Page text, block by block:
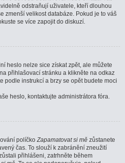
odstraňují uživatele, kteří dlouhou
zmenší velikost databáze. Pokud je to váš
se více zapojit do diskuzí.
heslo nelze sice získat zpět, ale můžete
přihlašovací stránku a klikněte na odkaz
podle instrukcí a brzy se opět budete moci
heslo, kontaktujte administrátora fóra.
políčkoZapamatovat si mě zůstanete
čas. To slouží k zabránění zneužití
přihlášeni, zatrhněte během